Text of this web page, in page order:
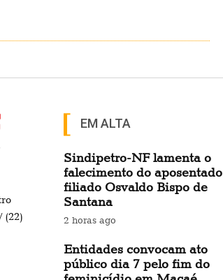
(22)
EM ALTA
Sindipetro-NF lamenta o
falecimento do aposentado
filiado Osvaldo Bispo de
Santana
2 horas ago
Entidades convocam ato
público dia 7 pelo fim do